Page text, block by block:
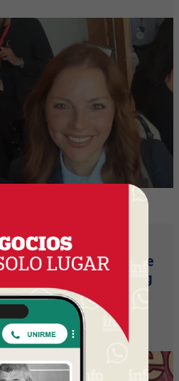
(parte III): ¿cómo nace
de producción? (Long
cross + eventos)